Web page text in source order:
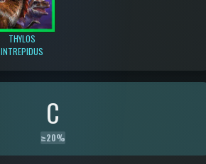
THYLOS
INTREPIDUS
C
≥20%